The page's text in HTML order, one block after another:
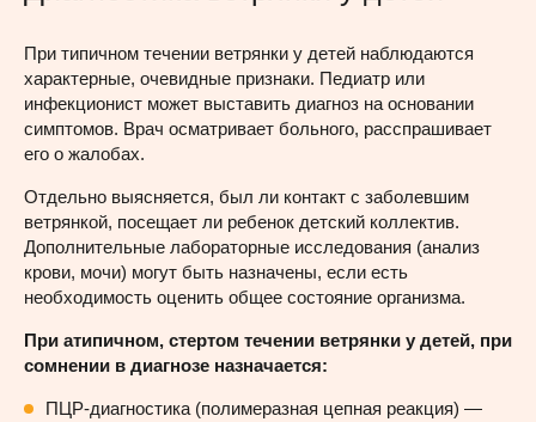
При типичном течении ветрянки у детей наблюдаются
характерные, очевидные признаки. Педиатр или
инфекционист может выставить диагноз на основании
симптомов. Врач осматривает больного, расспрашивает
его о жалобах.
Отдельно выясняется, был ли контакт с заболевшим
ветрянкой, посещает ли ребенок детский коллектив.
Дополнительные лабораторные исследования (анализ
крови, мочи) могут быть назначены, если есть
необходимость оценить общее состояние организма.
При атипичном, стертом течении ветрянки у детей, при
сомнении в диагнозе назначается:
ПЦР-диагностика (полимеразная цепная реакция) —